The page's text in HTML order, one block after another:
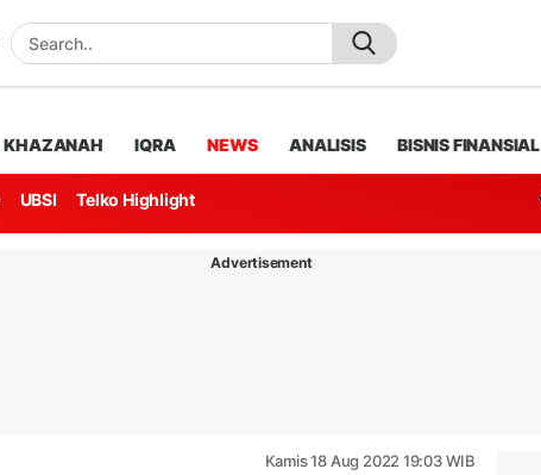
KHAZANAH IQRA NEWS ANALISIS BISNIS FINANSIAL
UBSI Telko Highlight
Advertisement
Kamis 18 Aug 2022 19:03 WIB